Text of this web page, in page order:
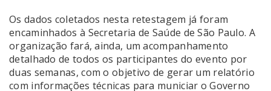
Os dados coletados nesta retestagem já foram
encaminhados à Secretaria de Saúde de São Paulo. A
organização fará, ainda, um acompanhamento
detalhado de todos os participantes do evento por
duas semanas, com o objetivo de gerar um relatório
com informações técnicas para municiar o Governo